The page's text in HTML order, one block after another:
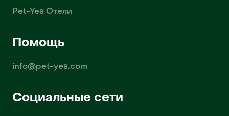
Pet-Yes Отели
Помощь
info@pet-yes.com
Социальные сети